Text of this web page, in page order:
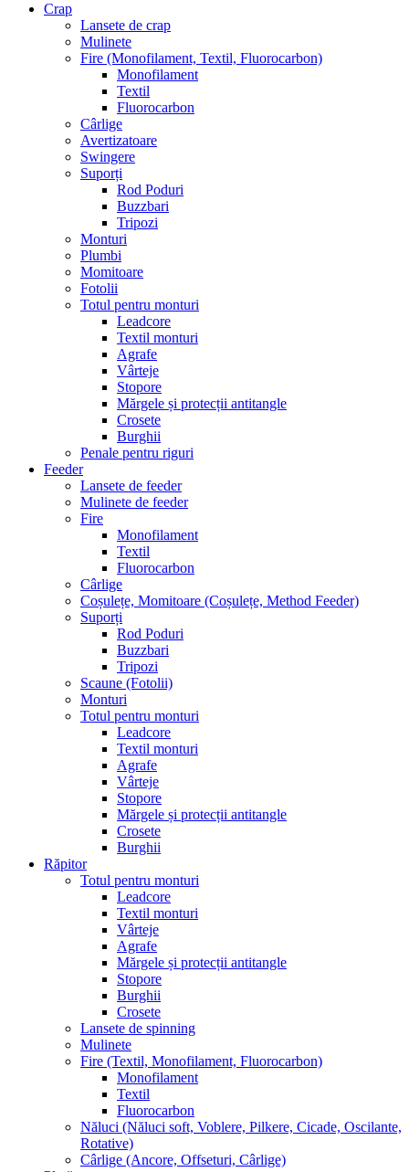
Crap
Lansete de crap
Mulinete
Fire (Monofilament, Textil, Fluorocarbon)
Monofilament
Textil
Fluorocarbon
Cârlige
Avertizatoare
Swingere
Suporți
Rod Poduri
Buzzbari
Tripozi
Monturi
Plumbi
Momitoare
Fotolii
Totul pentru monturi
Leadcore
Textil monturi
Agrafe
Vârteje
Stopore
Mărgele și protecții antitangle
Crosete
Burghii
Penale pentru riguri
Feeder
Lansete de feeder
Mulinete de feeder
Fire
Monofilament
Textil
Fluorocarbon
Cârlige
Coșulețe, Momitoare (Coșulețe, Method Feeder)
Suporți
Rod Poduri
Buzzbari
Tripozi
Scaune (Fotolii)
Monturi
Totul pentru monturi
Leadcore
Textil monturi
Agrafe
Vârteje
Stopore
Mărgele și protecții antitangle
Crosete
Burghii
Răpitor
Totul pentru monturi
Leadcore
Textil monturi
Vârteje
Agrafe
Mărgele și protecții antitangle
Stopore
Burghii
Crosete
Lansete de spinning
Mulinete
Fire (Textil, Monofilament, Fluorocarbon)
Monofilament
Textil
Fluorocarbon
Năluci (Năluci soft, Voblere, Pilkere, Cicade, Oscilante,
Rotative)
Cârlige (Ancore, Offseturi, Cârlige)